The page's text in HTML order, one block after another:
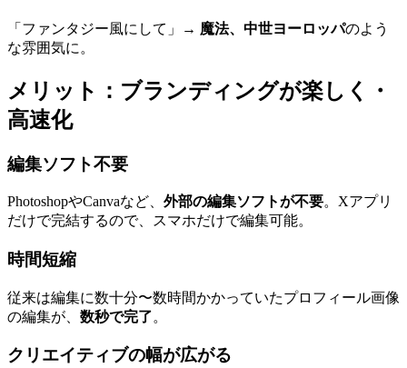
「ファンタジー風にして」→ 魔法、中世ヨーロッパのよう
な雰囲気に。
メリット：ブランディングが楽しく・
高速化
編集ソフト不要
PhotoshopやCanvaなど、 外部の編集ソフトが不要。Xアプリ
だけで完結するので、スマホだけで編集可能。
時間短縮
従来は編集に数十分〜数時間かかっていたプロフィール画像
の編集が、 数秒で完了。
クリエイティブの幅が広がる